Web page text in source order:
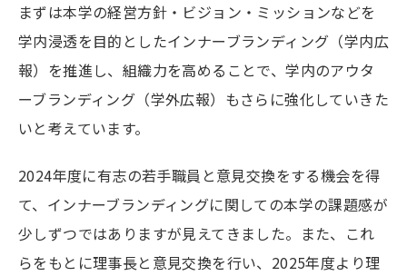
まずは本学の経営方針・ビジョン・ミッションなどを
学内浸透を目的としたインナーブランディング（学内広
報）を推進し、組織力を高めることで、学内のアウタ
ーブランディング（学外広報）もさらに強化していきた
いと考えています。
2024年度に有志の若手職員と意見交換をする機会を得
て、インナーブランディングに関しての本学の課題感が
少しずつではありますが見えてきました。また、これ
らをもとに理事長と意見交換を行い、2025年度より理